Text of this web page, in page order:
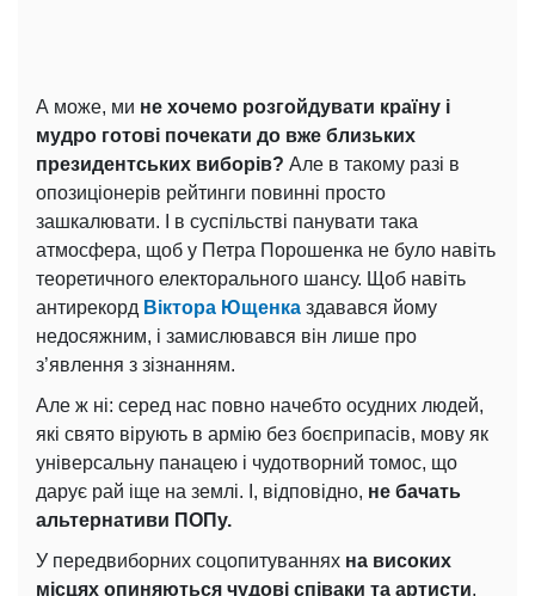
А може, ми не хочемо розгойдувати країну і
мудро готові почекати до вже близьких
президентських виборів? Але в такому разі в
опозиціонерів рейтинги повинні просто
зашкалювати. І в суспільстві панувати така
атмосфера, щоб у Петра Порошенка не було навіть
теоретичного електорального шансу. Щоб навіть
антирекорд Віктора Ющенка здавався йому
недосяжним, і замислювався він лише про
з’явлення з зізнанням.
Але ж ні: серед нас повно начебто осудних людей,
які свято вірують в армію без боєприпасів, мову як
універсальну панацею і чудотворний томос, що
дарує рай іще на землі. І, відповідно, не бачать
альтернативи ПОПу.
У передвиборних соцопитуваннях на високих
місцях опиняються чудові співаки та артисти,